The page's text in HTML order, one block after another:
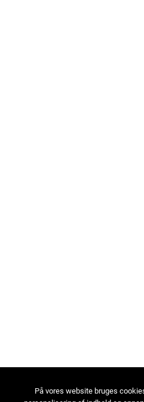
På vores website bruges